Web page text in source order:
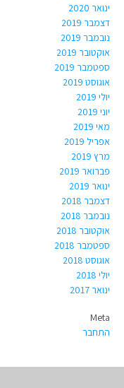
ינואר 2020
דצמבר 2019
נובמבר 2019
אוקטובר 2019
ספטמבר 2019
אוגוסט 2019
יולי 2019
יוני 2019
מאי 2019
אפריל 2019
מרץ 2019
פברואר 2019
ינואר 2019
דצמבר 2018
נובמבר 2018
אוקטובר 2018
ספטמבר 2018
אוגוסט 2018
יולי 2018
ינואר 2017
Meta
התחבר